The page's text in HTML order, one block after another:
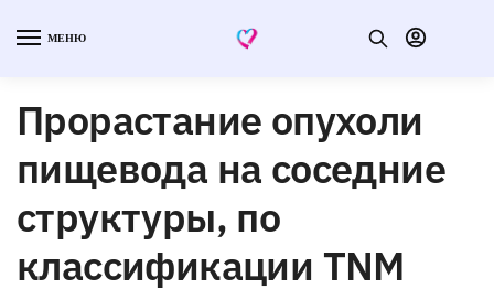
МЕНЮ
Прорастание опухоли
пищевода на соседние
структуры, по
классификации TNM